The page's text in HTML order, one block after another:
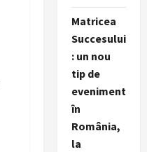
Matricea
Succesului
: un nou
tip de
eveniment
în
România,
la